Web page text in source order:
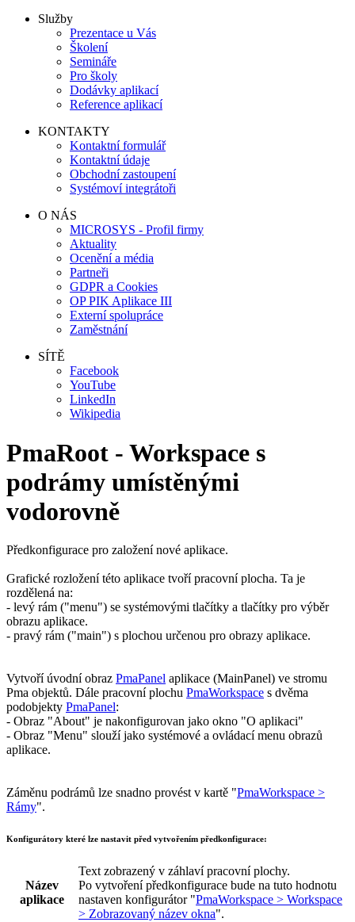
Služby
Prezentace u Vás
Školení
Semináře
Pro školy
Dodávky aplikací
Reference aplikací
KONTAKTY
Kontaktní formulář
Kontaktní údaje
Obchodní zastoupení
Systémoví integrátoři
O NÁS
MICROSYS - Profil firmy
Aktuality
Ocenění a média
Partneři
GDPR a Cookies
OP PIK Aplikace III
Externí spolupráce
Zaměstnání
SÍTĚ
Facebook
YouTube
LinkedIn
Wikipedia
PmaRoot - Workspace s
podrámy umístěnými
vodorovně
Předkonfigurace pro založení nové aplikace.
Grafické rozložení této aplikace tvoří pracovní plocha. Ta je
rozdělená na:
- levý rám ("menu") se systémovými tlačítky a tlačítky pro výběr
obrazu aplikace.
- pravý rám ("main") s plochou určenou pro obrazy aplikace.
Vytvoří úvodní obraz PmaPanel aplikace (MainPanel) ve stromu
Pma objektů. Dále pracovní plochu PmaWorkspace s dvěma
podobjekty PmaPanel:
- Obraz "About" je nakonfigurovan jako okno "O aplikaci"
- Obraz "Menu" slouží jako systémové a ovládací menu obrazů
aplikace.
Záměnu podrámů lze snadno provést v kartě "PmaWorkspace >
Rámy".
Konfigurátory které lze nastavit před vytvořením předkonfigurace:
Název
aplikace
Text zobrazený v záhlaví pracovní plochy.
Po vytvoření předkonfigurace bude na tuto hodnotu
nastaven konfigurátor "PmaWorkspace > Workspace
> Zobrazovaný název okna".